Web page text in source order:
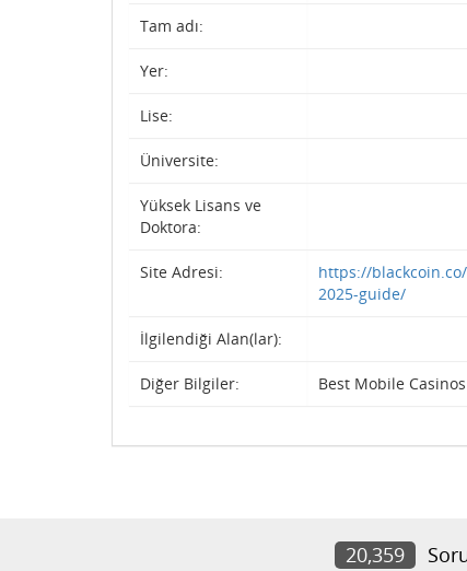
Tam adı:
Yer:
Lise:
Üniversite:
Yüksek Lisans ve
Doktora:
Site Adresi:
https://
2025-guide/
İlgilendiği Alan(lar):
Diğer Bilgiler: Best Mobile
20,359